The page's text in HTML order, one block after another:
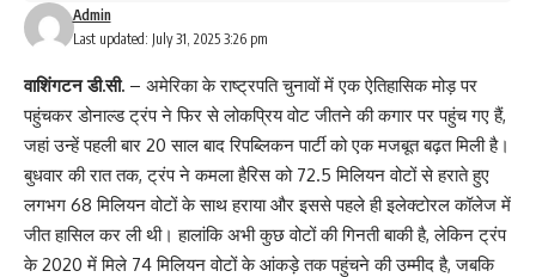
Last updated: July 31, 2025 3:26 pm
Admin
वाशिंगटन डी.सी. – अमेरिका के राष्ट्रपति चुनावों में एक ऐतिहासिक मोड़ पर
पहुंचकर डोनाल्ड ट्रंप ने फिर से लोकप्रिय वोट जीतने की कगार पर पहुंच गए हैं,
जहां उन्हें पहली बार 20 साल बाद रिपब्लिकन पार्टी को एक मजबूत बढ़त मिली है।
बुधवार की रात तक, ट्रंप ने कमला हैरिस को 72.5 मिलियन वोटों से हराते हुए
लगभग 68 मिलियन वोटों के साथ हराया और इससे पहले ही इलेक्टोरल कॉलेज में
जीत हासिल कर ली थी। हालांकि अभी कुछ वोटों की गिनती बाकी है, लेकिन ट्रंप
के 2020 में मिले 74 मिलियन वोटों के आंकड़े तक पहुंचने की उम्मीद है, जबकि